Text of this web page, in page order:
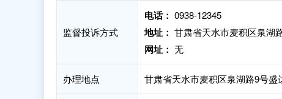
监督投诉方式
电话： 0938-12345
地址： 甘肃省天水市麦积区泉湖
网址： 无
办理地点 甘肃省天水市麦积区泉湖路9号